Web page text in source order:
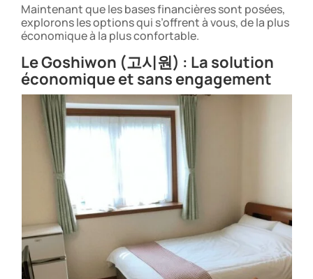
Maintenant que les bases financières sont posées,
explorons les options qui s’offrent à vous, de la plus
économique à la plus confortable.
Le Goshiwon (고시원) : La solution
économique et sans engagement